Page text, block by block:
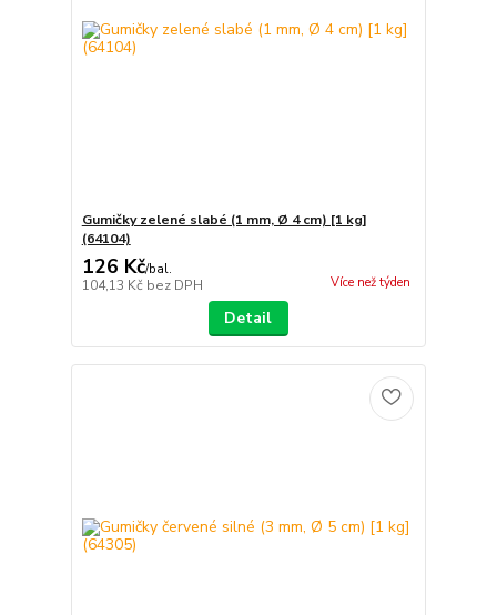
Gumičky zelené slabé (1 mm, Ø 4 cm) [1 kg]
(64104)
126 Kč/bal.
104,13 Kč bez DPH Více než týden
Detail